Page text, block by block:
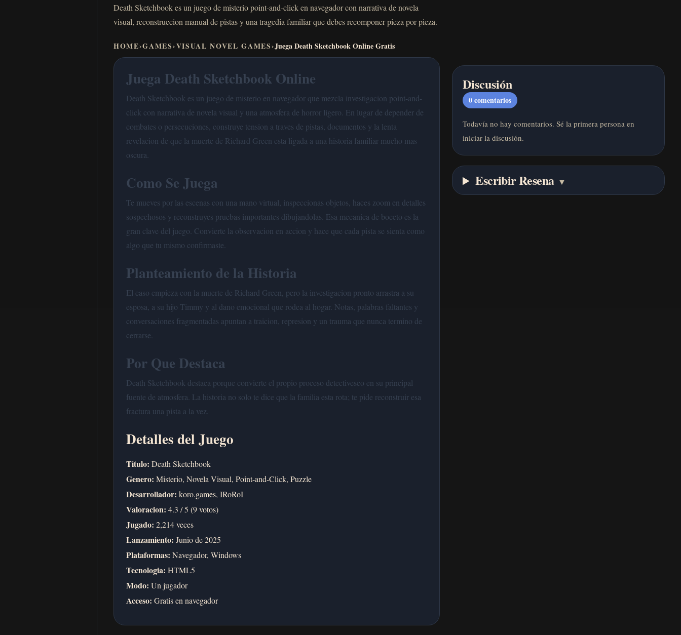
Death Sketchbook es un juego de misterio point-and-click en navegador con narrativa de novela
visual, reconstruccion manual de pistas y una tragedia familiar que debes recomponer pieza por pieza.
HOME›GAMES›VISUAL NOVEL GAMES›Juega Death Sketchbook Online Gratis
Juega Death Sketchbook Online
Death Sketchbook es un juego de misterio en navegador que mezcla investigacion point-and-
click con narrativa de novela visual y una atmosfera de horror ligero. En lugar de depender de
combates o persecuciones, construye tension a traves de pistas, documentos y la lenta
revelacion de que la muerte de Richard Green esta ligada a una historia familiar mucho mas
oscura.
Como Se Juega
Te mueves por las escenas con una mano virtual, inspeccionas objetos, haces zoom en detalles
sospechosos y reconstruyes pruebas importantes dibujandolas. Esa mecanica de boceto es la
gran clave del juego. Convierte la observacion en accion y hace que cada pista se sienta como
algo que tu mismo confirmaste.
Planteamiento de la Historia
El caso empieza con la muerte de Richard Green, pero la investigacion pronto arrastra a su
esposa, a su hijo Timmy y al dano emocional que rodea al hogar. Notas, palabras faltantes y
conversaciones fragmentadas apuntan a traicion, represion y un trauma que nunca termino de
cerrarse.
Por Que Destaca
Death Sketchbook destaca porque convierte el propio proceso detectivesco en su principal
fuente de atmosfera. La historia no solo te dice que la familia esta rota; te pide reconstruir esa
fractura una pista a la vez.
Detalles del Juego
Titulo: Death Sketchbook
Genero: Misterio, Novela Visual, Point-and-Click, Puzzle
Desarrollador: koro.games, IRoRoI
Valoracion: 4.3 / 5 (9 votos)
Jugado: 2,214 veces
Lanzamiento: Junio de 2025
Plataformas: Navegador, Windows
Tecnologia: HTML5
Modo: Un jugador
Acceso: Gratis en navegador
Discusión
0comentarios
Todavía no hay comentarios. Sé la primera persona en
iniciar la discusión.
Escribir Resena ▼